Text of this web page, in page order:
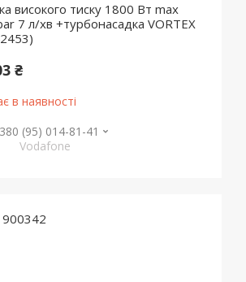
високого тиску 1800 Вт max
7 л/хв +турбонасадка VORTEX
₴
в наявності
(95) 014-81-41
Vodafone
900342